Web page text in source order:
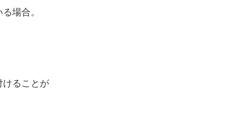
場合。
ることが